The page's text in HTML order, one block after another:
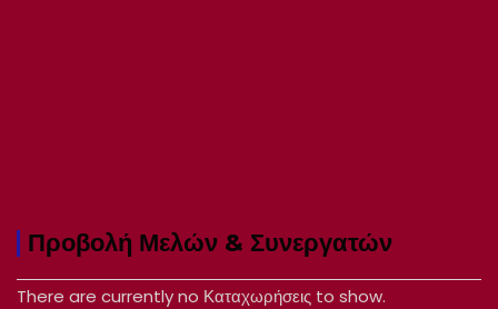
Προβολή Μελών & Συνεργατών
There are currently no Καταχωρήσεις to show.